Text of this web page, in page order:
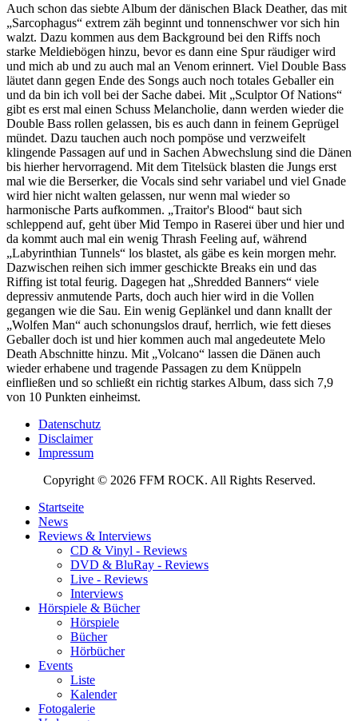
Auch schon das siebte Album der dänischen Black Deather, das mit
„Sarcophagus“ extrem zäh beginnt und tonnenschwer vor sich hin
walzt. Dazu kommen aus dem Background bei den Riffs noch
starke Meldiebögen hinzu, bevor es dann eine Spur räudiger wird
und mich ab und zu auch mal an Venom erinnert. Viel Double Bass
läutet dann gegen Ende des Songs auch noch totales Geballer ein
und da bin ich voll bei der Sache dabei. Mit „Sculptor Of Nations“
gibt es erst mal einen Schuss Melancholie, dann werden wieder die
Double Bass rollen gelassen, bis es auch dann in feinem Geprügel
mündet. Dazu tauchen auch noch pompöse und verzweifelt
klingende Passagen auf und in Sachen Abwechslung sind die Dänen
bis hierher hervorragend. Mit dem Titelsück blasten die Jungs erst
mal wie die Berserker, die Vocals sind sehr variabel und viel Gnade
wird hier nicht walten gelassen, nur wenn mal wieder so
harmonische Parts aufkommen. „Traitor's Blood“ baut sich
schleppend auf, geht über Mid Tempo in Raserei über und hier und
da kommt auch mal ein wenig Thrash Feeling auf, während
„Labyrinthian Tunnels“ los blastet, als gäbe es kein morgen mehr.
Dazwischen reihen sich immer geschickte Breaks ein und das
Riffing ist total feurig. Dagegen hat „Shredded Banners“ viele
depressiv anmutende Parts, doch auch hier wird in die Vollen
gegangen wie die Sau. Ein wenig Geplänkel und dann knallt der
„Wolfen Man“ auch schonungslos drauf, herrlich, wie fett dieses
Geballer doch ist und hier kommen auch mal angedeutete Melo
Death Abschnitte hinzu. Mit „Volcano“ lassen die Dänen auch
wieder erhabene und tragende Passagen zu dem Knüppeln
einfließen und so schließt ein richtig starkes Album, dass sich 7,9
von 10 Punkten einheimst.
Datenschutz
Disclaimer
Impressum
Copyright © 2026 FFM ROCK. All Rights Reserved.
Startseite
News
Reviews & Interviews
CD & Vinyl - Reviews
DVD & BluRay - Reviews
Live - Reviews
Interviews
Hörspiele & Bücher
Hörspiele
Bücher
Hörbücher
Events
Liste
Kalender
Fotogalerie